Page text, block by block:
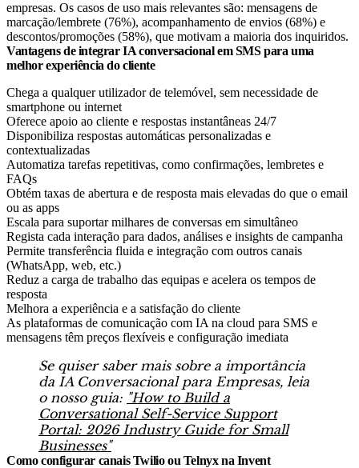
empresas. Os casos de uso mais relevantes são: mensagens de
marcação/lembrete (76%), acompanhamento de envios (68%) e
descontos/promoções (58%), que motivam a maioria dos inquiridos.
Vantagens de integrar IA conversacional em SMS para uma
melhor experiência do cliente
Chega a qualquer utilizador de telemóvel, sem necessidade de
smartphone ou internet
Oferece apoio ao cliente e respostas instantâneas 24/7
Disponibiliza respostas automáticas personalizadas e
contextualizadas
Automatiza tarefas repetitivas, como confirmações, lembretes e
FAQs
Obtém taxas de abertura e de resposta mais elevadas do que o email
ou as apps
Escala para suportar milhares de conversas em simultâneo
Regista cada interação para dados, análises e insights de campanha
Permite transferência fluida e integração com outros canais
(WhatsApp, web, etc.)
Reduz a carga de trabalho das equipas e acelera os tempos de
resposta
Melhora a experiência e a satisfação do cliente
As plataformas de comunicação com IA na cloud para SMS e
mensagens têm preços flexíveis e configuração imediata
Se quiser saber mais sobre a importância
da IA Conversacional para Empresas, leia
o nosso guia: "How to Build a
Conversational Self-Service Support
Portal: 2026 Industry Guide for Small
Businesses"
Como configurar canais Twilio ou Telnyx na Invent